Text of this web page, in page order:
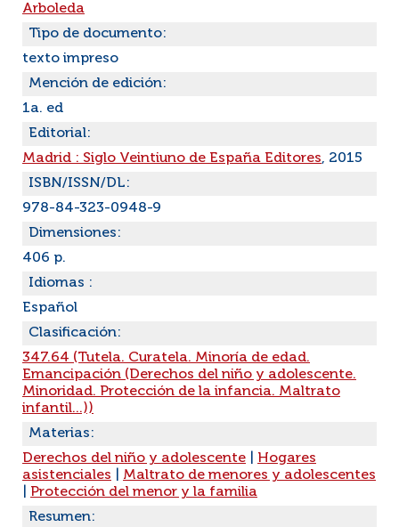
Arboleda
Tipo de documento:
texto impreso
Mención de edición:
1a. ed
Editorial:
Madrid : Siglo Veintiuno de España Editores, 2015
ISBN/ISSN/DL:
978-84-323-0948-9
Dimensiones:
406 p.
Idiomas :
Español
Clasificación:
347.64 (Tutela. Curatela. Minoría de edad.
Emancipación (Derechos del niño y adolescente.
Minoridad. Protección de la infancia. Maltrato
infantil...))
Materias:
Derechos del niño y adolescente
Hogares
asistenciales
Maltrato de menores y adolescentes
Protección del menor y la familia
Resumen: